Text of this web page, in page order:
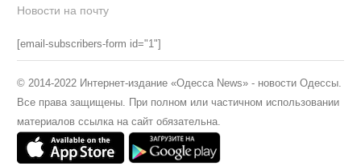
Новости на почту
[email-subscribers-form id="1"]
© 2014-2022 Интернет-издание «Одесса News» - новости Одессы.
Все права защищены. При полном или частичном использовании
материалов ссылка на сайт обязательна.